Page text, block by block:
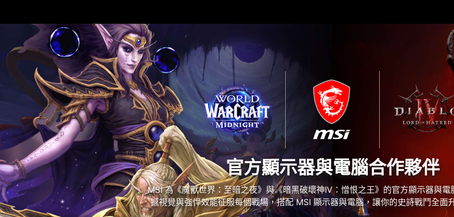
官方顯示器與電腦合作夥伴
MSI 為《魔獸世界：至暗之夜》與《暗黑破壞神IV：憎恨之王》的官方顯示器與電
撼視覺與強悍效能征服每個戰場，搭配 MSI 顯示器與電腦，讓你的史詩戰鬥全面